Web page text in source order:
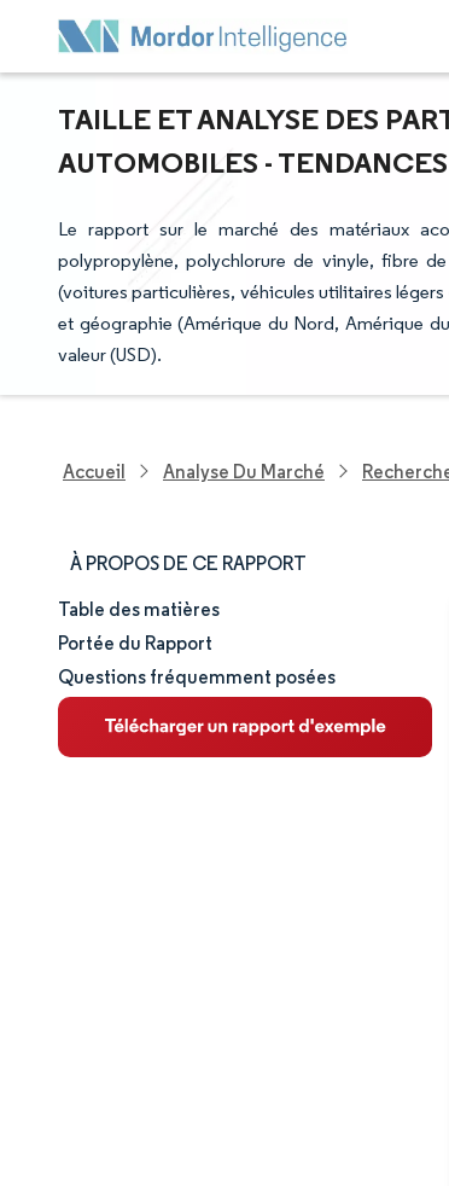
TAILLE ET ANALYSE DES
AUTOMOBILES -
Le rapport sur le marché des matériaux
polypropylène, polychlorure de vinyle, fibre
(voitures particulières, véhicules utilitaires
et géographie (Amérique du Nord, Amérique
valeur (USD).
Accueil Analyse Du Marché
À PROPOS DE CE RAPPORT
Taille et part de marché
Analyse du marché
Tendances et perspectives
Table des matières
Portée du Rapport
Questions fréquemment posées